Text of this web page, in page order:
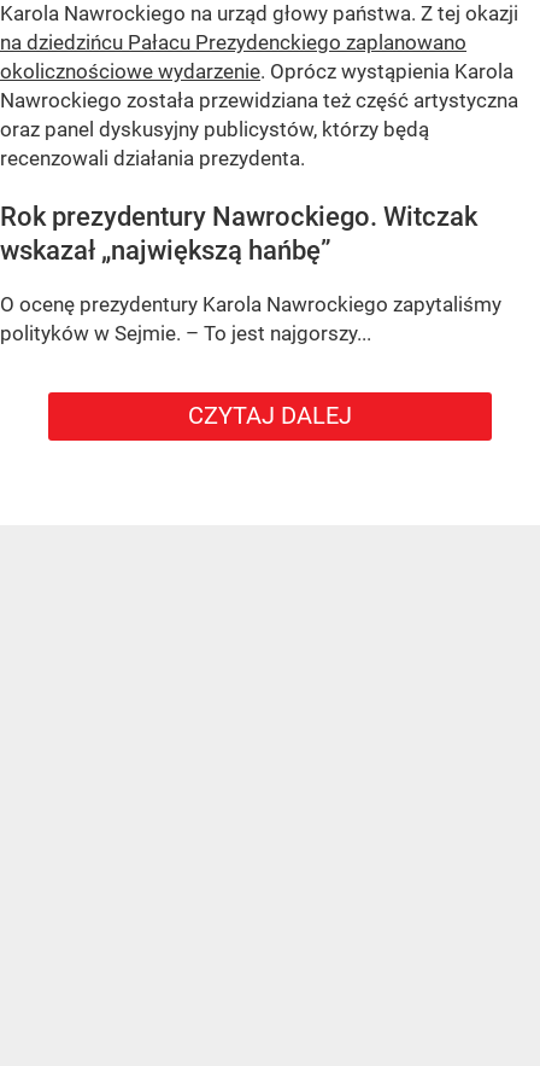
Karola Nawrockiego na urząd głowy państwa. Z tej okazji
na dziedzińcu Pałacu Prezydenckiego zaplanowano
okolicznościowe wydarzenie. Oprócz wystąpienia Karola
Nawrockiego została przewidziana też część artystyczna
oraz panel dyskusyjny publicystów, którzy będą
recenzowali działania prezydenta.
Rok prezydentury Nawrockiego. Witczak
wskazał „największą hańbę”
O ocenę prezydentury Karola Nawrockiego zapytaliśmy
polityków w Sejmie. – To jest najgorszy...
CZYTAJ DALEJ